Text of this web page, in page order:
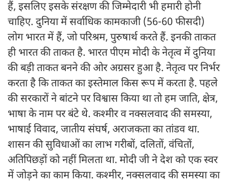
हैं, इसलिए इसके संरक्षण की जिम्मेदारी भी हमारी होनी
चाहिए. दुनिया में सर्वाधिक कामकाजी (56-60 फीसदी)
लोग भारत में हैं, जो परिश्रम, पुरुषार्थ करते हैं. इनकी ताकत
ही भारत की ताकत है. भारत पीएम मोदी के नेतृत्व में दुनिया
की बड़ी ताकत बनने की ओर अग्रसर हुआ है. नेतृत्व पर निर्भर
करता है कि ताकत का इस्तेमाल किस रूप में करता है. पहले
की सरकारों ने बांटने पर विश्वास किया था तो हम जाति, क्षेत्र,
भाषा के नाम पर बंटे थे. कश्मीर व नक्सलवाद की समस्या,
भाषाई विवाद, जातीय संघर्ष, अराजकता का तांडव था.
शासन की सुविधाओं का लाभ गरीबों, दलितों, वंचितों,
अतिपिछड़ों को नहीं मिलता था. मोदी जी ने देश को एक स्वर
में जोड़ने का काम किया. कश्मीर, नक्सलवाद की समस्या का